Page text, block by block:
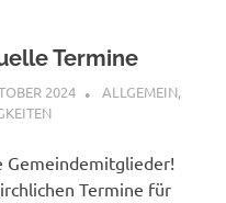
Termine
2024 SHAGGY
ALLGEMEIN,
Gemeindemitglieder!
Termine für